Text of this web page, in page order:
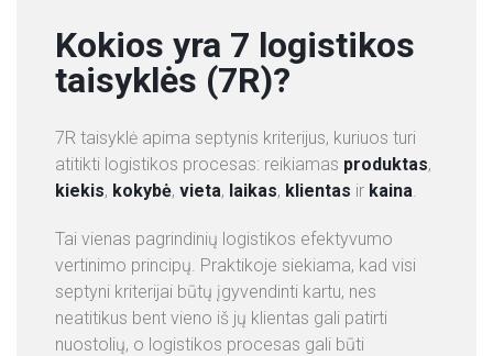
Kokios yra 7 logistikos
taisyklės (7R)?
7R taisyklė apima septynis kriterijus, kuriuos turi
atitikti logistikos procesas: reikiamas produktas,
kiekis, kokybė, vieta, laikas, klientas ir kaina.
Tai vienas pagrindinių logistikos efektyvumo
vertinimo principų. Praktikoje siekiama, kad visi
septyni kriterijai būtų įgyvendinti kartu, nes
neatitikus bent vieno iš jų klientas gali patirti
nuostolių, o logistikos procesas gali būti